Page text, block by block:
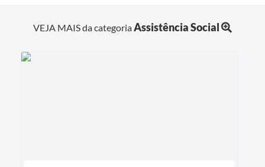
VEJA MAIS da categoriaAssistência Social